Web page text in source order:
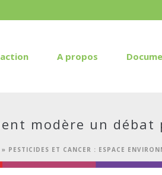
A propos
modère un
» PESTICIDES ET CANCER : ESPACE